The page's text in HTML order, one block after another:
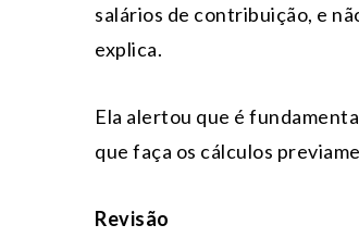
salários de contribuição, e
explica.
Ela alertou que é
que faça os cálculos
Revisão